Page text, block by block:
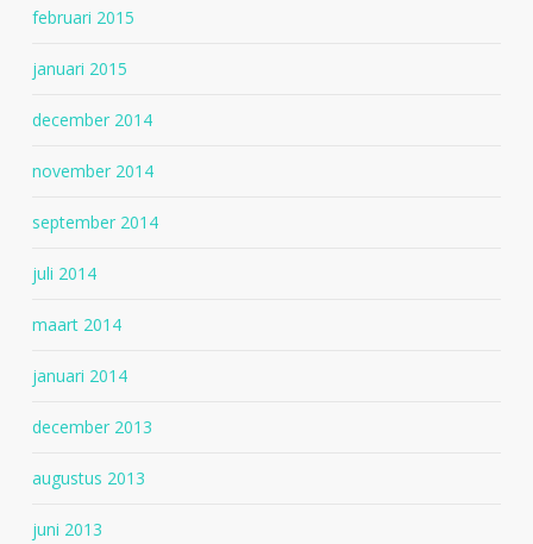
februari 2015
januari 2015
december 2014
november 2014
september 2014
juli 2014
maart 2014
januari 2014
december 2013
augustus 2013
juni 2013